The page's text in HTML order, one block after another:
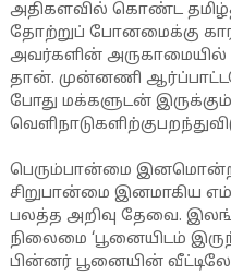
அதிகளவில் கொண்ட
தோற்றுப் போனமைக்கு
அவர்களின்
தான். முன்னணி
போது மக்களுடன்
பெரும்பான்மை
சிறுபான்மை இனமாகிய
பலத்த அறிவு தேவை.
நிலைமை ‘பூனையிடம்
பின்னர் பூனையின்